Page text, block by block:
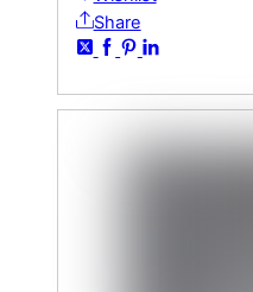
Share